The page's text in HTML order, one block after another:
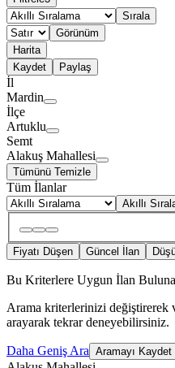
Sırala
Görünüm
Harita
Kaydet
Paylaş
İl
Mardin
İlçe
Artuklu
Semt
Alakuş Mahallesi
Tümünü Temizle
Tüm İlanlar
Akıllı
Fiyatı Düşen Güncel İlan
Bu Kriterlere Uygun İlan
Arama kriterlerinizi değiştirerek
arayarak tekrar deneyebilirsiniz.
Daha Geniş Ara Aramayı Kaydet